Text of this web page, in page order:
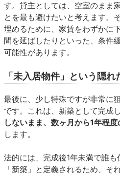
す。貸主としては、空室のまま
とを最も避けたいと考えます。
埋めるために、家賃をわずかに
間を延ばしたりといった、条件
可能性があります。
「未入居物件」という隠れ
最後に、少し特殊ですが非常に
です。これは、新築として完成
しないまま、数ヶ月から1年程
します。
法的には、完成後1年未満で誰
「新築」と定義されるため、そ